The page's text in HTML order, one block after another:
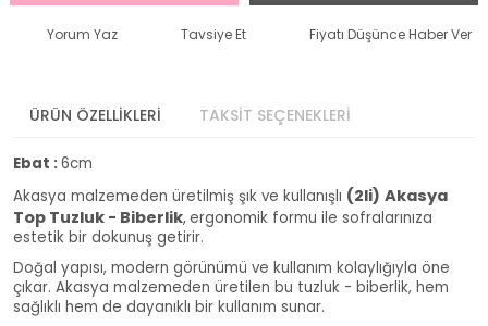
Yorum Yaz Tavsiye Et Fiyatı Düşünce Haber Ver
ÜRÜN ÖZELLİKLERİ TAKSİT SEÇENEKLERİ
Ebat :6cm
Akasya malzemeden üretilmiş şık ve kullanışlı (2li) Akasya
Top Tuzluk - Biberlik,ergonomik formu ile sofralarınıza
estetik bir dokunuş getirir.
Doğal yapısı, modern görünümü ve kullanım kolaylığıyla öne
çıkar. Akasya malzemeden üretilen bu tuzluk - biberlik, hem
sağlıklı hem de dayanıklı bir kullanım sunar.